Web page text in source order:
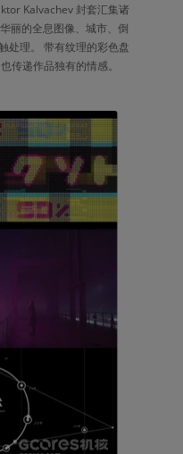
Kalvachev 封套汇集诸
丽的全息图像、城市、倒
处理。 带有纹理的彩色盘
传递作品独有的情感。